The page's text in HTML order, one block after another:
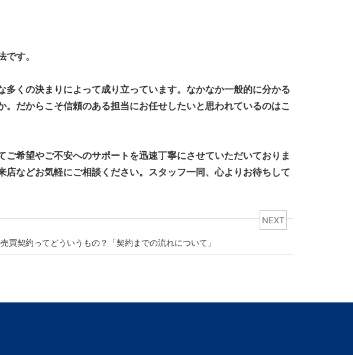
す。
くの決まりによって成り立っています。なかなか一般的に分かる
だからこそ信頼のある担当にお任せしたいと思われているのはこ
希望やご不安へのサポートを迅速丁寧にさせていただいておりま
などお気軽にご相談ください。スタッフ一同、心よりお待ちして
NEXT
買契約ってどういうもの？「契約までの流れについて」